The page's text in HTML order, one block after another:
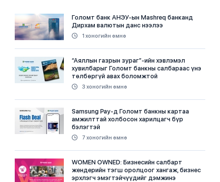
Голомт банк АНЭУ-ын Mashreq банканд
Дирхам валютын данс нээлээ
1 хоногийн өмнө
“Аяллын газрын зураг”-ийн хэвлэмэл
хувилбарыг Голомт банкны салбараас үнэ
төлбөргүй авах боломжтой
3 хоногийн өмнө
Samsung Pay-д Голомт банкны картаа
амжилттай холбосон харилцагч бүр
бэлэгтэй
7 хоногийн өмнө
WOMEN OWNED: Бизнесийн салбарт
жендерийн тэгш оролцоог хангаж, бизнес
эрхлэгч эмэгтэйчүүдийг дэмжинэ